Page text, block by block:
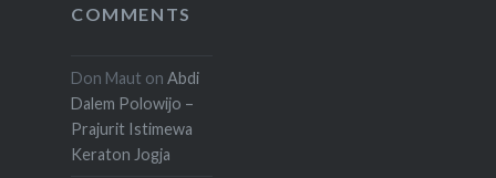
COMMENTS
Don Maut on Abdi
Dalem Polowijo –
Prajurit Istimewa
Keraton Jogja